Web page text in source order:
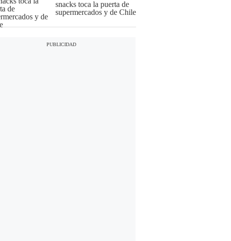
snacks toca la puerta de
supermercados y de Chile